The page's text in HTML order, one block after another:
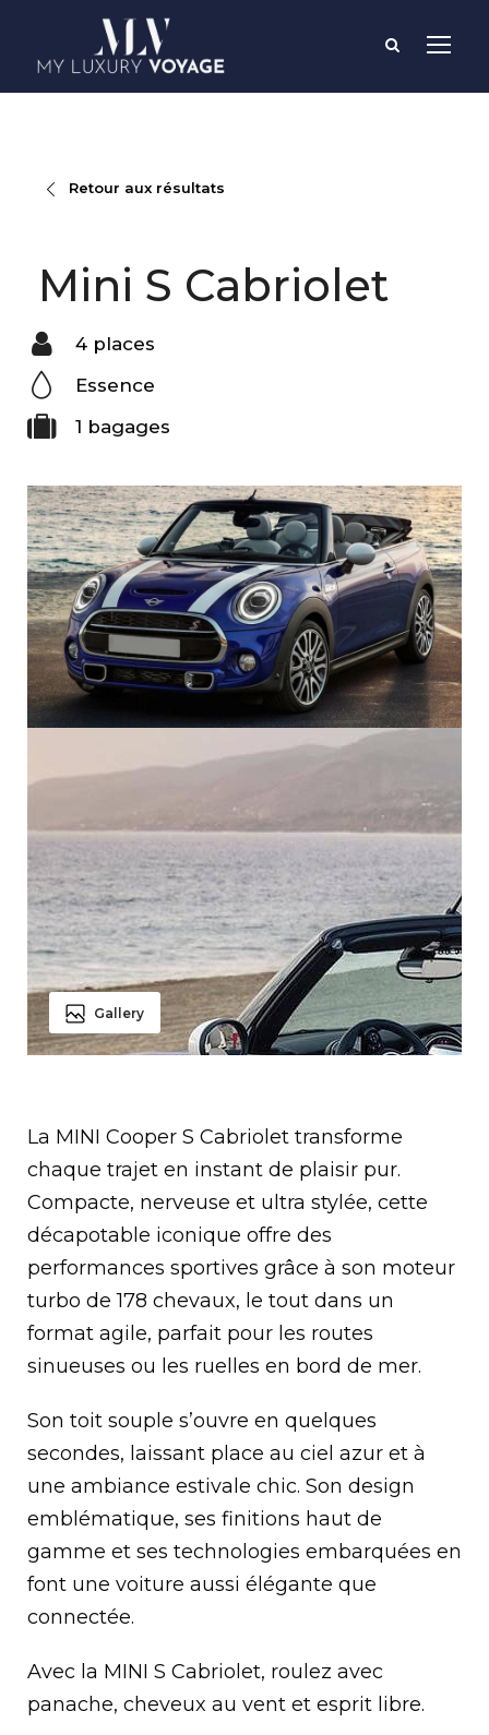
Retour aux résultats
Mini S Cabriolet
4 places
Essence
1 bagages
Gallery
La MINI Cooper S Cabriolet transforme
chaque trajet en instant de plaisir pur.
Compacte, nerveuse et ultra stylée, cette
décapotable iconique offre des
performances sportives grâce à son moteur
turbo de 178 chevaux, le tout dans un
format agile, parfait pour les routes
sinueuses ou les ruelles en bord de mer.
Son toit souple s’ouvre en quelques
secondes, laissant place au ciel azur et à
une ambiance estivale chic. Son design
emblématique, ses finitions haut de
gamme et ses technologies embarquées en
font une voiture aussi élégante que
connectée.
Avec la MINI S Cabriolet, roulez avec
panache, cheveux au vent et esprit libre.